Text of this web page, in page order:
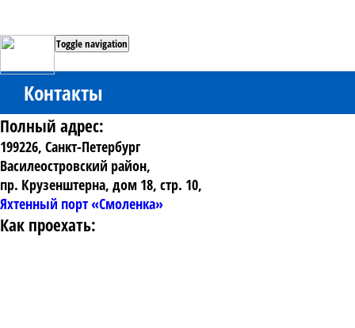
Toggle navigation
Контакты
Полный адреc:
199226, Санкт-Петербург
Василеостровский район,
пр. Крузенштерна, дом 18, стр. 10,
Яхтенный порт «Смоленка»
Как проехать: